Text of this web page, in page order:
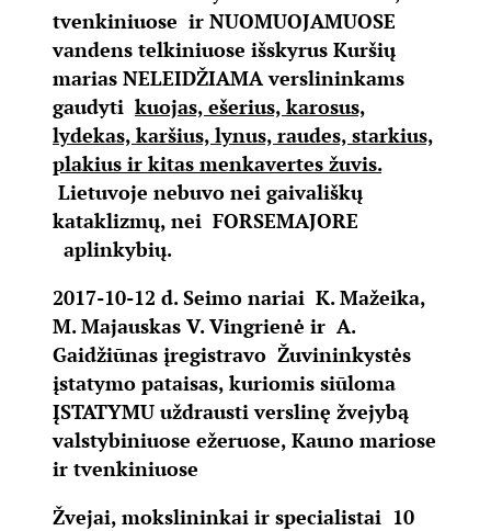
tvenkiniuose ir NUOMUOJAMUOSE
vandens telkiniuose išskyrus Kuršių
marias NELEIDŽIAMA verslininkams
gaudyti kuojas, ešerius, karosus,
lydekas, karšius, lynus, raudes, starkius,
plakius ir kitas menkavertes žuvis.
Lietuvoje nebuvo nei gaivališkų
kataklizmų, nei FORSEMAJORE
aplinkybių.
2017-10-12 d. Seimo nariai K. Mažeika,
M. Majauskas V. Vingrienė ir A.
Gaidžiūnas įregistravo Žuvininkystės
įstatymo pataisas, kuriomis siūloma
ĮSTATYMU uždrausti verslinę žvejybą
valstybiniuose ežeruose, Kauno mariose
ir tvenkiniuose
Žvejai, mokslininkai ir specialistai 10